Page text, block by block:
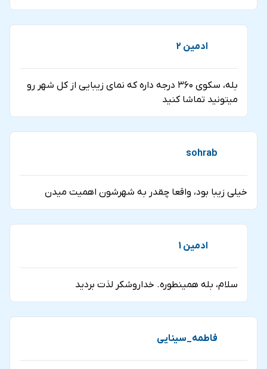
ادمین 2
بله، سکوی ۳۶۰ درجه داره که نمای زیبایی از کل شهر رو
میتونید تماشا کنید
sohrab
خیلی زیبا بود، واقعا چقدر به شهرشون اهمیت میدن
ادمین 1
سلام، بله همینطوره. خداروشکر لذت بردید
فاطمه_سینایی